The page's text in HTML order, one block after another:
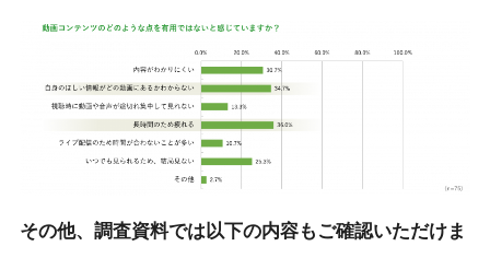
その他、調査資料では以下の内容もご確認いただけま